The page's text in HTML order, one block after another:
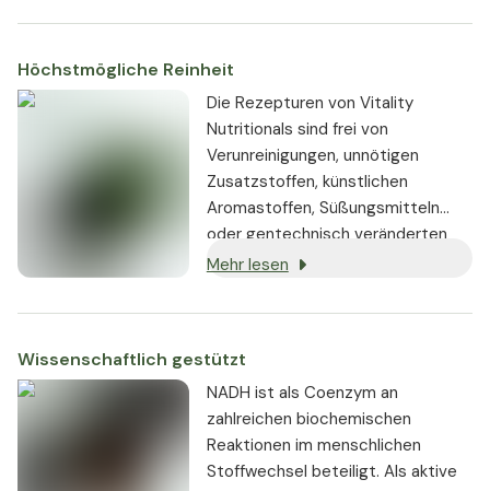
ständig geprüft.
Höchstmögliche Reinheit
Die Rezepturen von Vitality
Nutritionals sind frei von
Verunreinigungen, unnötigen
Zusatzstoffen, künstlichen
Aromastoffen, Süßungsmitteln
oder gentechnisch veränderten
Substanzen. Wo immer möglich,
Zutaten verwendet.
Mehr lesen
Wissenschaftlich gestützt
NADH ist als Coenzym an
zahlreichen biochemischen
Reaktionen im menschlichen
Stoffwechsel beteiligt. Als aktive